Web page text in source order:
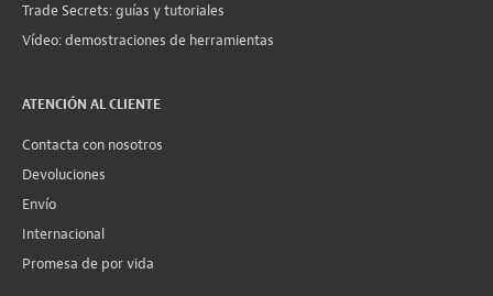
Trade Secrets: guías y tutoriales
Vídeo: demostraciones de herramientas
ATENCIÓN AL CLIENTE
Contacta con nosotros
Devoluciones
Envío
Internacional
Promesa de por vida